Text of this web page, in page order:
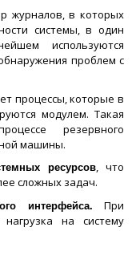
журналов, в которых
системы, в один
используются
проблем с
процессы, которые в
модулем. Такая
резервного
машины.
ресурсов, что
сложных задач.
интерфейса.
При
на систему